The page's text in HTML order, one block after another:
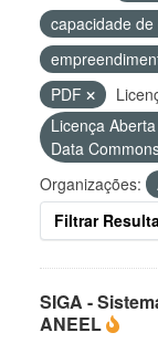
capacidade de
PDF
Licença
Data
Organizações:
Filtrar
SIGA -
ANEEL